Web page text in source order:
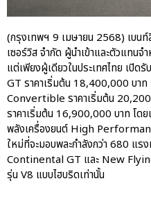
(กรุงเทพฯ 9 เมษายน 2568) เบนท์
เซอร์วิส จำกัด ผู้นำเข้าและตัวแทนจ
แต่เพียงผู้เดียวในประเทศไทย เปิ
GT ราคาเริ่มต้น 18,400,000 บ
Convertible ราคาเริ่มต้น
ราคาเริ่มต้น 16,900,000 บาท โด
พลังเครื่องยนต์ High
ใหม่ที่จะมอบพละกำลังกว่า 680 แร
Continental GT และ New
รุ่น V8 แบบไฮบริดเท่านั้น